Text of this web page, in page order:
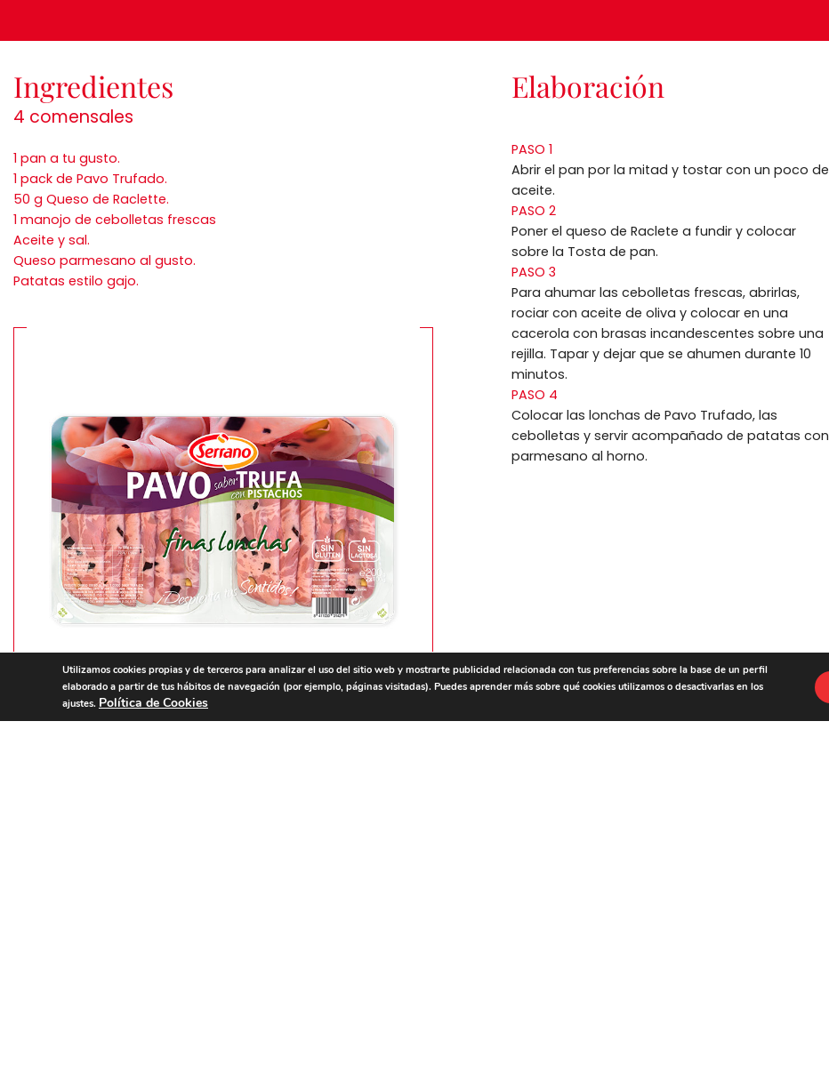
Ingredientes
4 comensales
1 pan a tu gusto.
1 pack de Pavo Trufado.
50 g Queso de Raclette.
1 manojo de cebolletas frescas
Aceite y sal.
Queso parmesano al gusto.
Patatas estilo gajo.
Elaboración
PASO 1
Abrir el pan por la mitad y tostar con un poco de
aceite.
PASO 2
Poner el queso de Raclete a fundir y colocar
sobre la Tosta de pan.
PASO 3
Para ahumar las cebolletas frescas, abrirlas,
rociar con aceite de oliva y colocar en una
cacerola con brasas incandescentes sobre una
rejilla. Tapar y dejar que se ahumen durante 10
minutos.
PASO 4
Colocar las lonchas de Pavo Trufado, las
cebolletas y servir acompañado de patatas con
parmesano al horno.
Utilizamos cookies propias y de terceros para analizar el uso del sitio web y mostrarte publicidad relacionada con tus preferencias sobre la base de un perfil
elaborado a partir de tus hábitos de navegación (por ejemplo, páginas visitadas). Puedes aprender más sobre qué cookies utilizamos o desactivarlas en los
ajustes. Política de Cookies